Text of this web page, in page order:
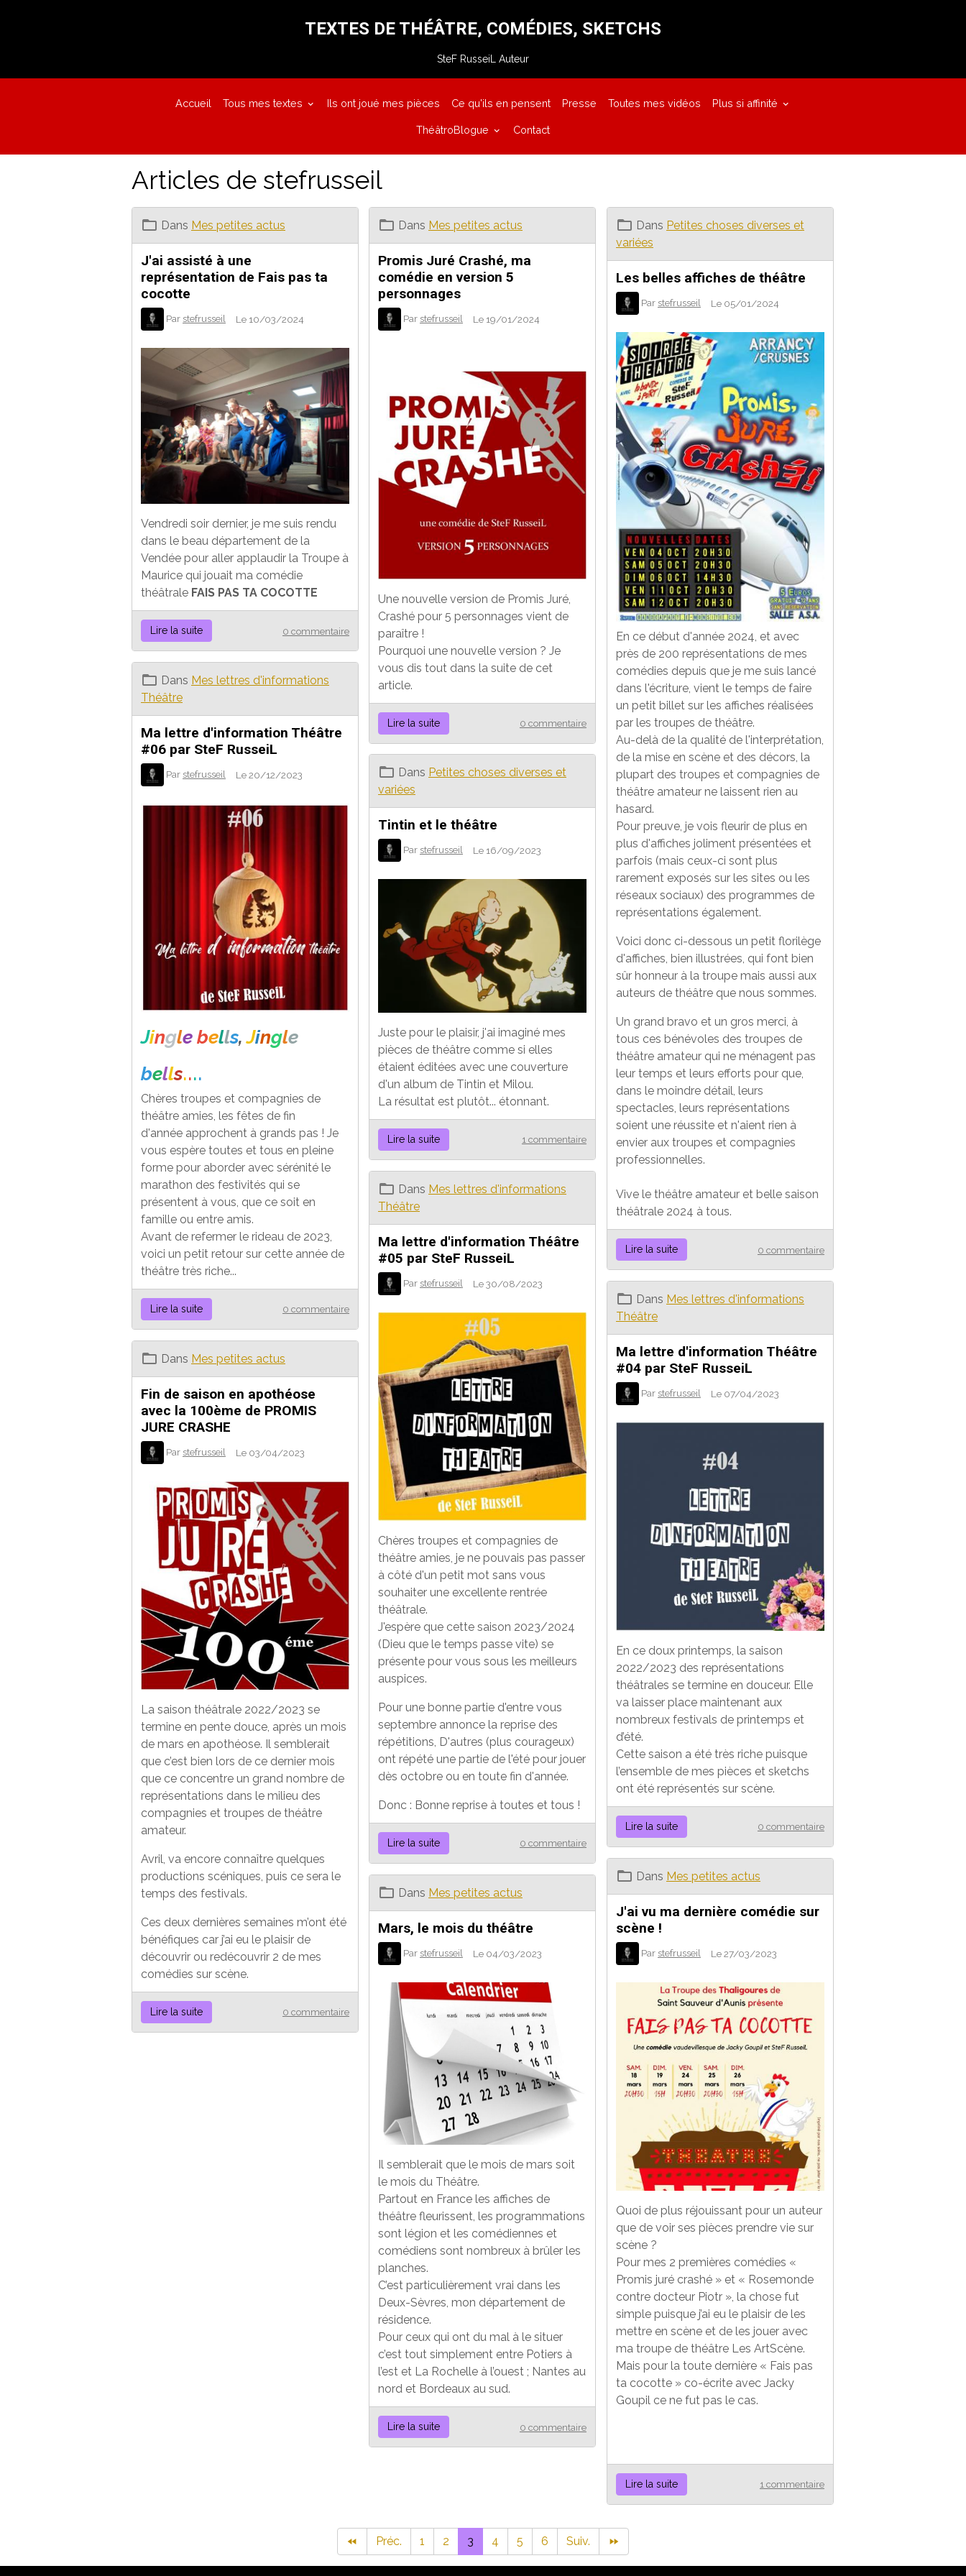
TEXTES DE THÉÂTRE, COMÉDIES, SKETCHS
SteF RusseiL Auteur
Accueil Tous mes textes Ils ont joué mes pièces Ce qu'ils en pensent Presse Toutes mes vidéos Plus si affinité
ThéâtroBlogue Contact
Articles de stefrusseil
Dans Mes petites actus
J'ai assisté à une
représentation de Fais pas ta
cocotte
Par stefrusseil Le 10/03/2024
Vendredi soir dernier, je me suis rendu
dans le beau département de la
Vendée pour aller applaudir la Troupe à
Maurice qui jouait ma comédie
théâtrale FAIS PAS TA COCOTTE
Lire la suite 0 commentaire
Dans Mes petites actus
Promis Juré Crashé, ma
comédie en version 5
personnages
Par stefrusseil Le 19/01/2024
Une nouvelle version de Promis Juré,
Crashé pour 5 personnages vient de
paraître !
Pourquoi une nouvelle version ? Je
vous dis tout dans la suite de cet
article.
Lire la suite 0 commentaire
Dans Petites choses diverses et
variées
Les belles affiches de théâtre
Par stefrusseil Le 05/01/2024
En ce début d'année 2024, et avec
près de 200 représentations de mes
comédies depuis que je me suis lancé
dans l'écriture, vient le temps de faire
un petit billet sur les affiches réalisées
par les troupes de théâtre.
Au-delà de la qualité de l'interprétation,
de la mise en scène et des décors, la
plupart des troupes et compagnies de
théâtre amateur ne laissent rien au
hasard.
Pour preuve, je vois fleurir de plus en
plus d'affiches joliment présentées et
parfois (mais ceux-ci sont plus
rarement exposés sur les sites ou les
réseaux sociaux) des programmes de
représentations également.
Voici donc ci-dessous un petit florilège
d'affiches, bien illustrées, qui font bien
sûr honneur à la troupe mais aussi aux
auteurs de théâtre que nous sommes.
Un grand bravo et un gros merci, à
tous ces bénévoles des troupes de
théâtre amateur qui ne ménagent pas
leur temps et leurs efforts pour que,
dans le moindre détail, leurs
spectacles, leurs représentations
soient une réussite et n'aient rien à
envier aux troupes et compagnies
professionnelles.
Vive le théâtre amateur et belle saison
théâtrale 2024 à tous.
Lire la suite 0 commentaire
Dans Mes lettres d'informations
Théâtre
Ma lettre d'information Théâtre
#06 par SteF RusseiL
Par stefrusseil Le 20/12/2023
Jingle bells,Jingle
bells....
Chères troupes et compagnies de
théâtre amies, les fêtes de fin
d'année approchent à grands pas ! Je
vous espère toutes et tous en pleine
forme pour aborder avec sérénité le
marathon des festivités qui se
présentent à vous, que ce soit en
famille ou entre amis.
Avant de refermer le rideau de 2023,
voici un petit retour sur cette année de
théâtre très riche...
Lire la suite 0 commentaire
Dans Petites choses diverses et
variées
Tintin et le théâtre
Par stefrusseil Le 16/09/2023
Juste pour le plaisir, j'ai imaginé mes
pièces de théâtre comme si elles
étaient éditées avec une couverture
d'un album de Tintin et Milou.
La résultat est plutôt... étonnant.
Lire la suite 1 commentaire
Dans Mes lettres d'informations
Théâtre
Ma lettre d'information Théâtre
#05 par SteF RusseiL
Par stefrusseil Le 30/08/2023
Chères troupes et compagnies de
théâtre amies, je ne pouvais pas passer
à côté d'un petit mot sans vous
souhaiter une excellente rentrée
théâtrale.
J'espère que cette saison 2023/2024
(Dieu que le temps passe vite) se
présente pour vous sous les meilleurs
auspices.
Pour une bonne partie d'entre vous
septembre annonce la reprise des
répétitions, D'autres (plus courageux)
ont répété une partie de l'été pour jouer
dès octobre ou en toute fin d'année.
Donc : Bonne reprise à toutes et tous !
Lire la suite 0 commentaire
Dans Mes lettres d'informations
Théâtre
Ma lettre d'information Théâtre
#04 par SteF RusseiL
Par stefrusseil Le 07/04/2023
En ce doux printemps, la saison
2022/2023 des représentations
théâtrales se termine en douceur. Elle
va laisser place maintenant aux
nombreux festivals de printemps et
d’été.
Cette saison a été très riche puisque
l’ensemble de mes pièces et sketchs
ont été représentés sur scène.
Lire la suite 0 commentaire
Dans Mes petites actus
Fin de saison en apothéose
avec la 100ème de PROMIS
JURE CRASHE
Par stefrusseil Le 03/04/2023
La saison théâtrale 2022/2023 se
termine en pente douce, après un mois
de mars en apothéose. Il semblerait
que c’est bien lors de ce dernier mois
que ce concentre un grand nombre de
représentations dans le milieu des
compagnies et troupes de théâtre
amateur.
Avril, va encore connaître quelques
productions scéniques, puis ce sera le
temps des festivals.
Ces deux dernières semaines m’ont été
bénéfiques car j’ai eu le plaisir de
découvrir ou redécouvrir 2 de mes
comédies sur scène.
Lire la suite 0 commentaire
Dans Mes petites actus
J'ai vu ma dernière comédie sur
scène !
Par stefrusseil Le 27/03/2023
Quoi de plus réjouissant pour un auteur
que de voir ses pièces prendre vie sur
scène ?
Pour mes 2 premières comédies «
Promis juré crashé » et « Rosemonde
contre docteur Piotr », la chose fut
simple puisque j’ai eu le plaisir de les
mettre en scène et de les jouer avec
ma troupe de théâtre Les ArtScène.
Mais pour la toute dernière « Fais pas
ta cocotte » co-écrite avec Jacky
Goupil ce ne fut pas le cas.
Lire la suite 1 commentaire
Dans Mes petites actus
Mars, le mois du théâtre
Par stefrusseil Le 04/03/2023
Il semblerait que le mois de mars soit
le mois du Théâtre.
Partout en France les affiches de
théâtre fleurissent, les programmations
sont légion et les comédiennes et
comédiens sont nombreux à brûler les
planches.
C’est particulièrement vrai dans les
Deux-Sèvres, mon département de
résidence.
Pour ceux qui ont du mal à le situer
c’est tout simplement entre Potiers à
l’est et La Rochelle à l’ouest ; Nantes au
nord et Bordeaux au sud.
Lire la suite 0 commentaire
Préc. 1 2 3 4 5 6 Suiv.